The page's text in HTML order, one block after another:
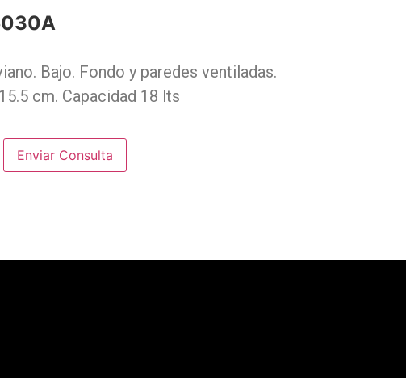
Bajo. Fondo y paredes ventiladas.
cm. Capacidad 18 lts
Enviar Consulta